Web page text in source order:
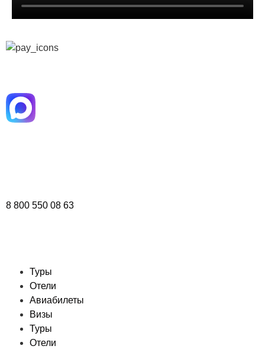
8 800 550 08 63
Туры
Отели
Авиабилеты
Визы
Туры
Отели